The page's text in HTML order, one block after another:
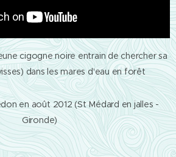
cigogne noire entrain de chercher sa
dans les mares d'eau en forêt
en août 2012 (St Médard en jalles -
Gironde)